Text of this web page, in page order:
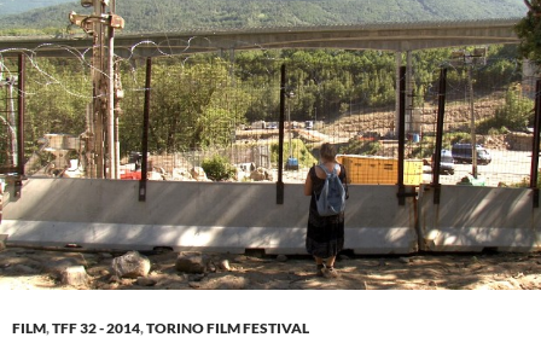
FILM,TFF 32 - 2014,TORINO FILM FESTIVAL